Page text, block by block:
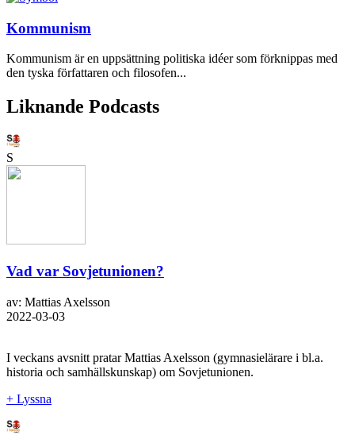
Kommunism
Kommunism är en uppsättning politiska idéer som förknippas med
den tyska författaren och filosofen...
Liknande Podcasts
S
Vad var Sovjetunionen?
av: Mattias Axelsson
2022-03-03
I veckans avsnitt pratar Mattias Axelsson (gymnasielärare i bl.a.
historia och samhällskunskap) om Sovjetunionen.
+ Lyssna